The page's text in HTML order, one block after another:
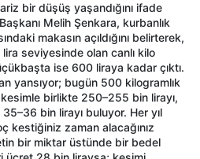
bir düşüş yaşandığını ifade
Melih Şenkara, kurbanlık
makasın açıldığını belirterek,
seviyesinde olan canlı kilo
ise 600 liraya kadar çıktı.
yansıyor; bugün 500 kilogramlık
birlikte 250–255 bin lirayı,
bin lirayı buluyor. Her yıl
kestiğiniz zaman alacağınız
bir miktar üstünde bir bedel